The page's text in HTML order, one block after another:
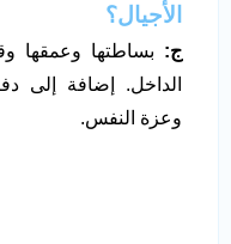
الأجيال؟
ج: بساطتها وعمقها
الداخل. إضافة إلى
وعزة النفس.